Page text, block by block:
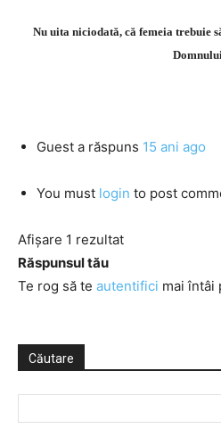
Nu uita niciodată, că femeia trebuie
Guest a răspuns 15 ani ago
You must login to post
Afișare 1 rezultat
Răspunsul tău
Te rog să te autentifici mai întâi
Căutare